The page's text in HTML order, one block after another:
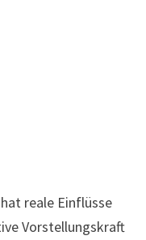
reale Einflüsse
Vorstellungskraft